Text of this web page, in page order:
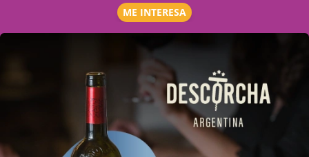
ME INTERESA